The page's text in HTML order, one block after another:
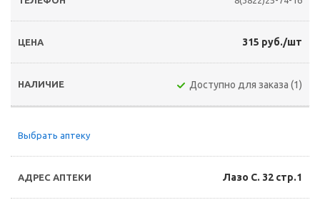
315 руб./шт
Доступно для заказа (1)
Выбрать аптеку
Лазо С. 32 стр.1